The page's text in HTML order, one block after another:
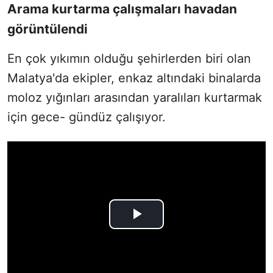
Arama kurtarma çalışmaları havadan
görüntülendi
En çok yıkımın olduğu şehirlerden biri olan
Malatya'da ekipler, enkaz altındaki binalarda
moloz yığınları arasından yaralıları kurtarmak
için gece- gündüz çalışıyor.